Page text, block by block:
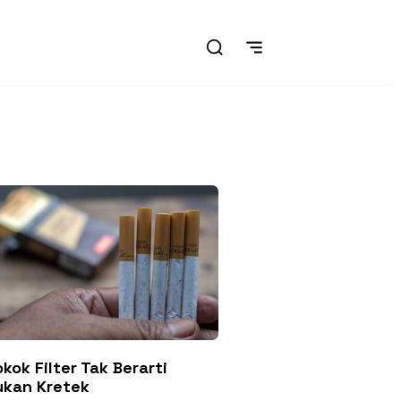
Filter Tak Berarti
Kretek